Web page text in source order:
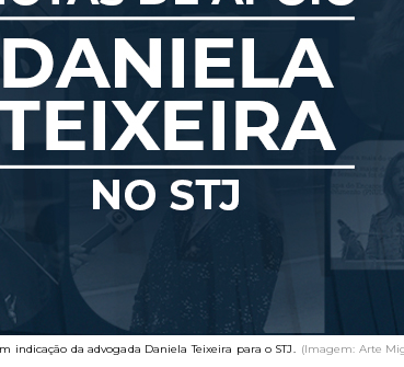
indicação da advogada Daniela Teixeira para o STJ. (Imagem: Arte